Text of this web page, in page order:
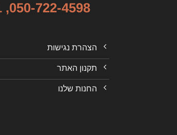
050-722-4598
,
הצהרת נגישות
תקנון האתר
החנות שלנו